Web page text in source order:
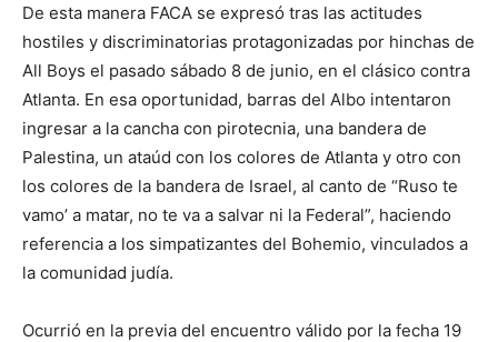
De esta manera FACA se expresó tras las actitudes
hostiles y discriminatorias protagonizadas por hinchas de
All Boys el pasado sábado 8 de junio, en el clásico contra
Atlanta. En esa oportunidad, barras del Albo intentaron
ingresar a la cancha con pirotecnia, una bandera de
Palestina, un ataúd con los colores de Atlanta y otro con
los colores de la bandera de Israel, al canto de “Ruso te
vamo’ a matar, no te va a salvar ni la Federal”, haciendo
referencia a los simpatizantes del Bohemio, vinculados a
la comunidad judía.
Ocurrió en la previa del encuentro válido por la fecha 19